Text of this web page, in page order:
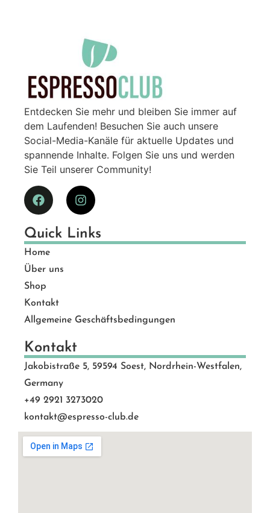
Entdecken Sie mehr und bleiben Sie immer auf
dem Laufenden! Besuchen Sie auch unsere
Social-Media-Kanäle für aktuelle Updates und
spannende Inhalte. Folgen Sie uns und werden
Sie Teil unserer Community!
Quick Links
Home
Über uns
Shop
Kontakt
Allgemeine Geschäftsbedingungen
Kontakt
Jakobistraße 5, 59594 Soest, Nordrhein-Westfalen,
Germany
+49 2921 3273020
kontakt@espresso-club.de